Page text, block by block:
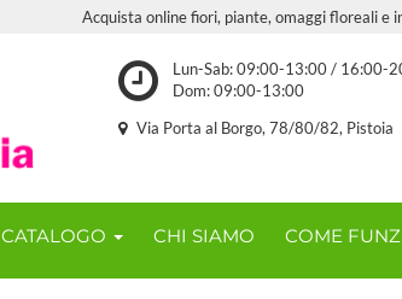
Acquista online fiori, piante, omaggi floreali e
Lun-Sab: 09:00-13:00 / 16:00-
Dom: 09:00-13:00
Via Porta al Borgo, 78/80/82, Pistoia
CATALOGO CHI SIAMO COME